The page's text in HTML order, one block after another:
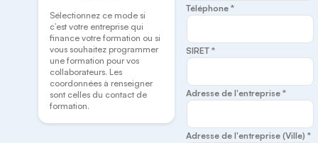
Sélectionnez ce mode si
c’est votre entreprise qui
finance votre formation ou si
vous souhaitez programmer
une formation pour vos
collaborateurs. Les
coordonnées à renseigner
sont celles du contact de
formation.
Téléphone *
SIRET *
Adresse de l'entreprise *
Adresse de l'entreprise (Ville) *